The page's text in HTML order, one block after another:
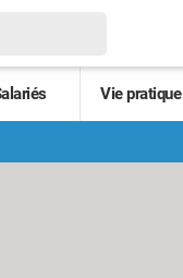
Vie pratique